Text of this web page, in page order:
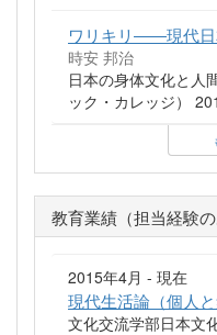
ワリキリ――現代日
時安 邦治
日本の身体文化と人
ック・カレッジ）
教育業績（担当経験の
2015年4月 - 現在
現代生活論（個人と
文化交流学部日本文